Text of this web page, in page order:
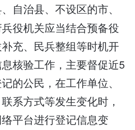
自治县、不设区的市、
役机关应当结合预备役
充、民兵整组等时机开
核验工作，主要督促近5
的公民，在工作单位、
系方式等发生变化时，
平台进行登记信息变